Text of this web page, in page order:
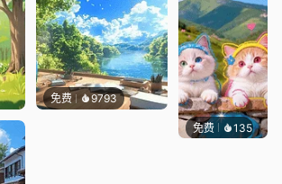
免费 9793
免费 135豆子